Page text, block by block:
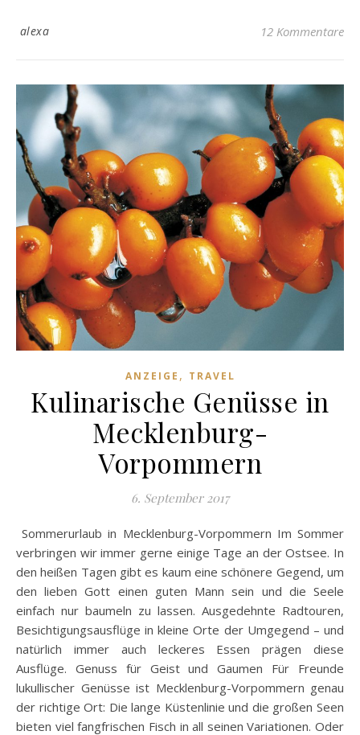
alexa 12 Kommentare
ANZEIGE , TRAVEL
Kulinarische Genüsse in
Mecklenburg-
Vorpommern
6. September 2017
Sommerurlaub in Mecklenburg-Vorpommern Im Sommer
verbringen wir immer gerne einige Tage an der Ostsee. In
den heißen Tagen gibt es kaum eine schönere Gegend, um
den lieben Gott einen guten Mann sein und die Seele
einfach nur baumeln zu lassen. Ausgedehnte Radtouren,
Besichtigungsausflüge in kleine Orte der Umgegend – und
natürlich immer auch leckeres Essen prägen diese
Ausflüge. Genuss für Geist und Gaumen Für Freunde
lukullischer Genüsse ist Mecklenburg-Vorpommern genau
der richtige Ort: Die lange Küstenlinie und die großen Seen
bieten viel fangfrischen Fisch in all seinen Variationen. Oder